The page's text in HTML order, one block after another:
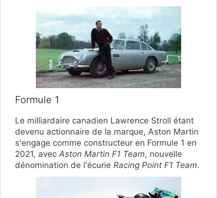
Formule 1
Le milliardaire canadien Lawrence Stroll étant
devenu actionnaire de la marque, Aston Martin
s'engage comme constructeur en Formule 1 en
2021, avec Aston Martin F1 Team, nouvelle
dénomination de l'écurie Racing Point F1 Team.